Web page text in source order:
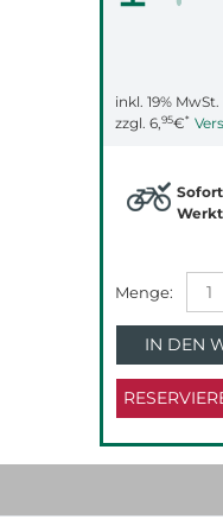
inkl. 19% MwSt.
zzgl. 6,95€*
IN DEN